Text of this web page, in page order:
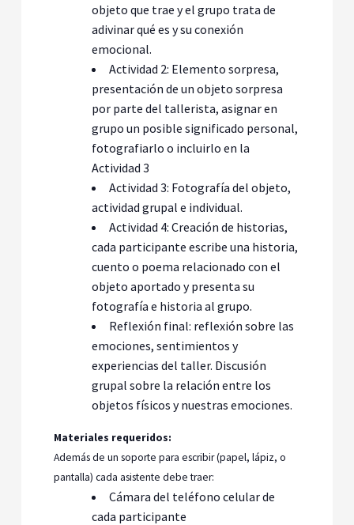
objeto que trae y el grupo trata de
adivinar qué es y su conexión
emocional.
Actividad 2: Elemento sorpresa,
presentación de un objeto sorpresa
por parte del tallerista, asignar en
grupo un posible significado personal,
fotografiarlo o incluirlo en la
Actividad 3
Actividad 3: Fotografía del objeto,
actividad grupal e individual.
Actividad 4: Creación de historias,
cada participante escribe una historia,
cuento o poema relacionado con el
objeto aportado y presenta su
fotografía e historia al grupo.
Reflexión final: reflexión sobre las
emociones, sentimientos y
experiencias del taller. Discusión
grupal sobre la relación entre los
objetos físicos y nuestras emociones.
Materiales requeridos:
Además de un soporte para escribir (papel, lápiz, o
pantalla) cada asistente debe traer:
Cámara del teléfono celular de
cada participante